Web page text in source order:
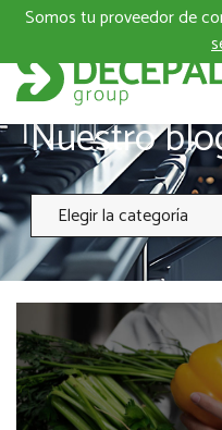
Somos tu proveedor de
Nuestro